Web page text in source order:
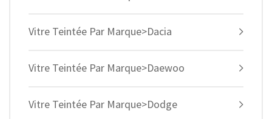
Vitre Teintée Par Marque>Dacia
Vitre Teintée Par Marque>Daewoo
Vitre Teintée Par Marque>Dodge